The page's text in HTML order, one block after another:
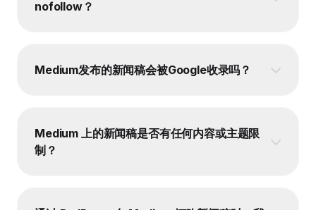
nofollow？
Medium发布的新闻稿会被Google收录吗？
Medium 上的新闻稿是否有任何内容或主题限
制？